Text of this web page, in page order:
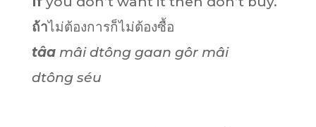
ถ้าไม่ต้องการก็ไม่ต้องซื้อ
tâamâi dtông gaan gôr mâi
dtông séu